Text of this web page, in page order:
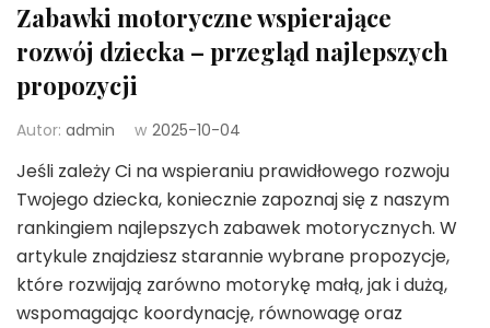
Zabawki motoryczne wspierające
rozwój dziecka – przegląd najlepszych
propozycji
Autor: admin w 2025-10-04
Jeśli zależy Ci na wspieraniu prawidłowego rozwoju
Twojego dziecka, koniecznie zapoznaj się z naszym
rankingiem najlepszych zabawek motorycznych. W
artykule znajdziesz starannie wybrane propozycje,
które rozwijają zarówno motorykę małą, jak i dużą,
wspomagając koordynację, równowagę oraz